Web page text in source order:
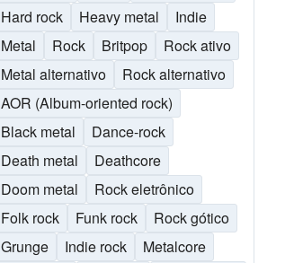
Hard rock
Heavy metal
Indie
Metal
Rock Britpop
Rock ativo
Metal alternativo
Rock alternativo
AOR (Album-oriented rock)
Black metal
Dance-rock
Death metal
Deathcore
Doom metal
Rock eletrônico
Folk rock
Funk rock
Rock gótico
Grunge
Indie rock
Metalcore